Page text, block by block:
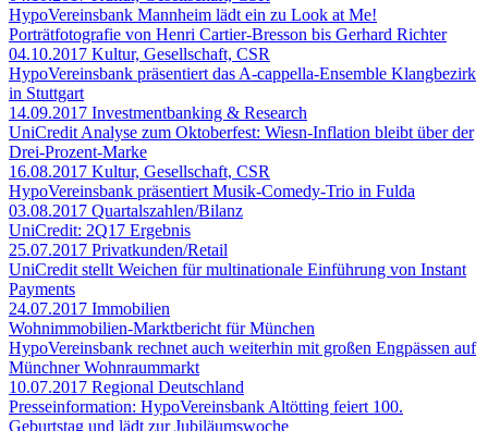
HypoVereinsbank Mannheim lädt ein zu Look at Me!
Porträtfotografie von Henri Cartier-Bresson bis Gerhard Richter
04.10.2017 Kultur, Gesellschaft, CSR
HypoVereinsbank präsentiert das A-cappella-Ensemble Klangbezirk
in Stuttgart
14.09.2017 Investmentbanking & Research
UniCredit Analyse zum Oktoberfest: Wiesn-Inflation bleibt über der
Drei-Prozent-Marke
16.08.2017 Kultur, Gesellschaft, CSR
HypoVereinsbank präsentiert Musik-Comedy-Trio in Fulda
03.08.2017 Quartalszahlen/Bilanz
UniCredit: 2Q17 Ergebnis
25.07.2017 Privatkunden/Retail
UniCredit stellt Weichen für multinationale Einführung von Instant
Payments
24.07.2017 Immobilien
Wohnimmobilien-Marktbericht für München
HypoVereinsbank rechnet auch weiterhin mit großen Engpässen auf
Münchner Wohnraummarkt
10.07.2017 Regional Deutschland
Presseinformation: HypoVereinsbank Altötting feiert 100.
Geburtstag und lädt zur Jubiläumswoche